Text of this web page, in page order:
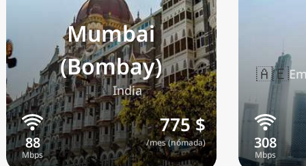
Mumbai
(Bombay)
🇮🇳India
775 $
/mes (nómada)
🇦🇪